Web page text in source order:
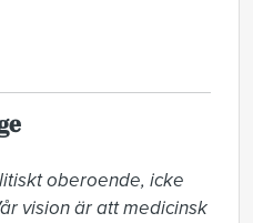
oberoende, icke
vision är att medicinsk